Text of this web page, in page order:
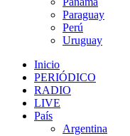
Paraguay
Perú
Uruguay
Inicio
PERIÓDICO
RADIO
LIVE
País
Argentina